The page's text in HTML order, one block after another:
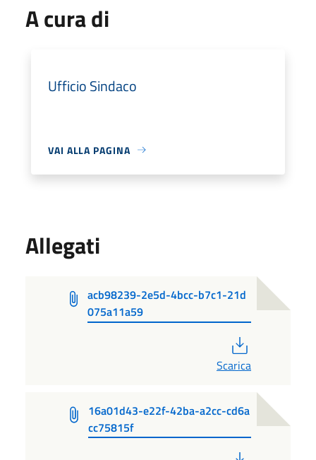
A cura di
Ufficio Sindaco
VAI ALLA PAGINA
Allegati
acb98239-2e5d-4bcc-b7c1-21d
075a11a59
Scarica
16a01d43-e22f-42ba-a2cc-cd6a
cc75815f